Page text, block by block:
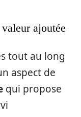
ajoutée
tout au long
aspect de
qui propose